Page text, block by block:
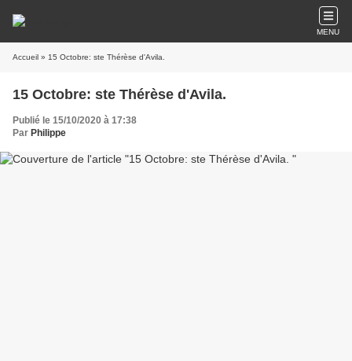
MENU
Accueil » 15 Octobre: ste Thérèse d'Avila.
15 Octobre: ste Thérèse d'Avila.
Publié le 15/10/2020 à 17:38
Par Philippe